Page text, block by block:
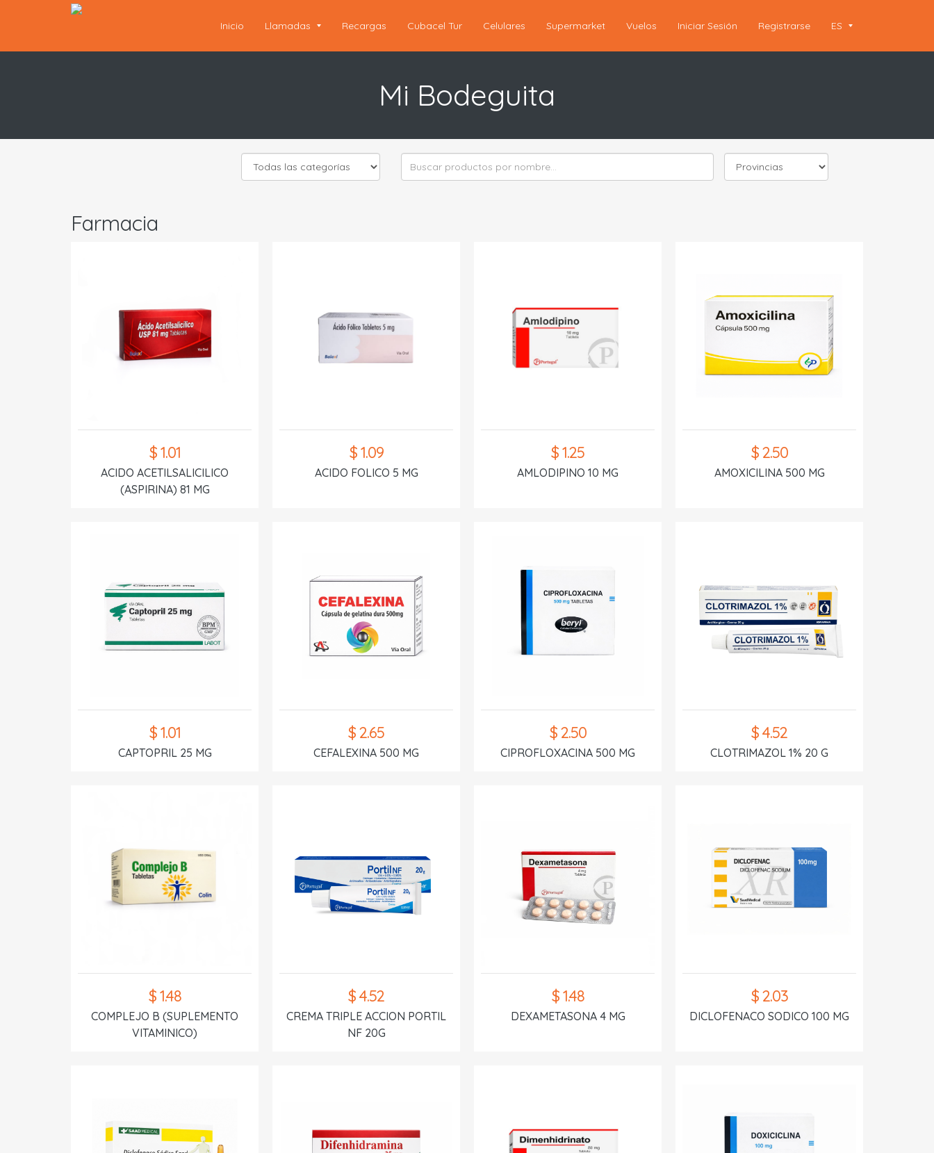
Inicio Llamadas Recargas Cubacel Tur Celulares Supermarket Vuelos Iniciar Sesión Registrarse ES
Mi Bodeguita
Farmacia
$ 1.01
ACIDO ACETILSALICILICO
(ASPIRINA) 81 MG
$ 1.09
ACIDO FOLICO 5 MG
$ 1.25
AMLODIPINO 10 MG
$ 2.50
AMOXICILINA 500 MG
$ 1.01
CAPTOPRIL 25 MG
$ 2.65
CEFALEXINA 500 MG
$ 2.50
CIPROFLOXACINA 500 MG
$ 4.52
CLOTRIMAZOL 1% 20 G
$ 1.48
COMPLEJO B (SUPLEMENTO
VITAMINICO)
$ 4.52
CREMA TRIPLE ACCION PORTIL
NF 20G
$ 1.48
DEXAMETASONA 4 MG
$ 2.03
DICLOFENACO SODICO 100 MG